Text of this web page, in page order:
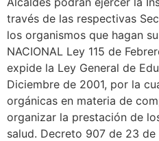
través de las respectivas
los organismos que hagan
NACIONAL Ley 115 de
expide la Ley General de
Diciembre de 2001, por la
orgánicas en materia de
organizar la prestación de
salud. Decreto 907 de 23